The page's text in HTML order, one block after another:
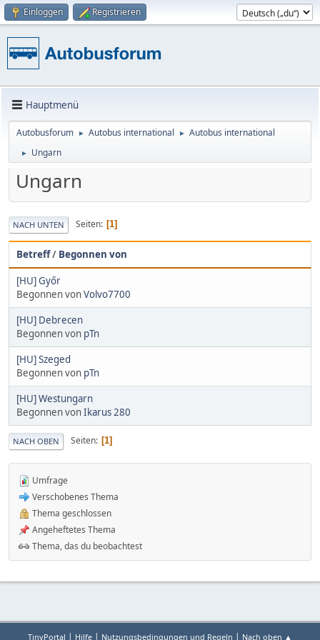
Einloggen Registrieren
Hauptmenü
Autobusforum ► Autobus international ► Autobus international
► Ungarn
Ungarn
NACH UNTEN Seiten 1
Betreff/ Begonnen von
[HU] Győr
Begonnen vonVolvo7700
[HU] Debrecen
Begonnen von pTn
[HU] Szeged
Begonnen von pTn
[HU] Westungarn
Begonnen vonIkarus 280
NACH OBEN Seiten 1
Umfrage
Verschobenes Thema
Thema geschlossen
Angeheftetes Thema
Thema, das du beobachtest
TinyPortal | Hilfe | Nutzungsbedingungen und Regeln | Nach oben ▲